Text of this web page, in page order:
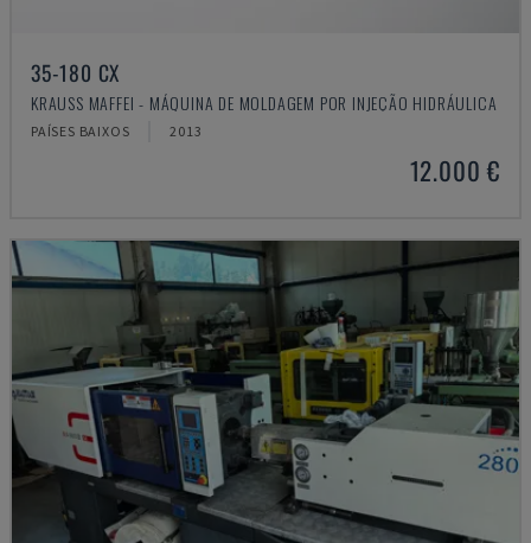
35-180 CX
KRAUSS MAFFEI - MÁQUINA DE MOLDAGEM POR INJEÇÃO HIDRÁULICA
PAÍSES BAIXOS 2013
12.000 €